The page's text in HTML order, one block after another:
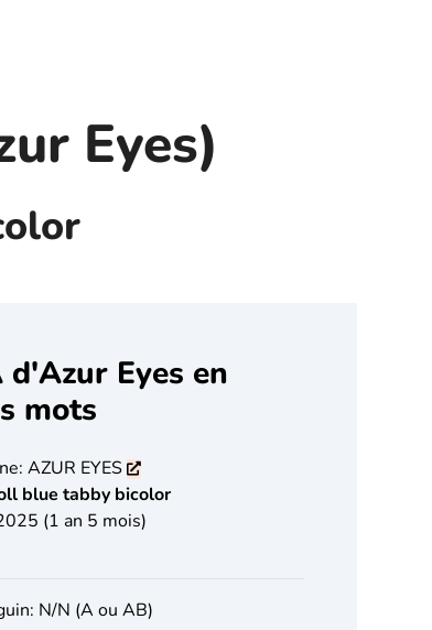
Eyes)
Eyes en
mots
AZUR EYES
blue tabby bicolor
(1 an 5 mois)
N/N (A ou AB)